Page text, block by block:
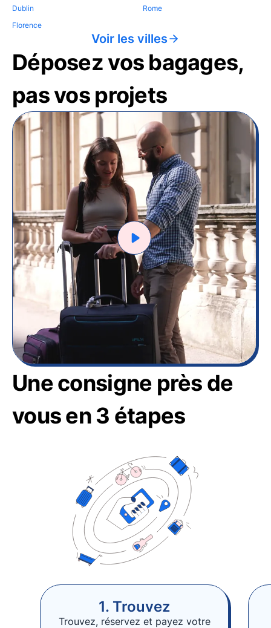
Dublin
Florence
Rome
Voir les villes
Déposez vos bagages,
pas vos projets
Une consigne près de
vous en 3 étapes
1. Trouvez
Trouvez, réservez et payez votre